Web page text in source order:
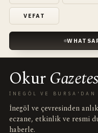
VEFAT
Okur
İNEGÖL VE
İnegöl ve çevresinden
eczane, etkinlik ve resmi
haberle.